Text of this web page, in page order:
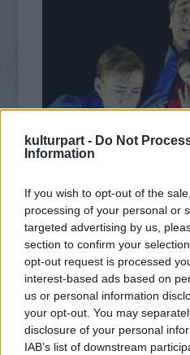
kulturpart - Do Not
Information
If you wish to opt-out of the
processing of your personal or
targeted advertising by us,
section to confirm your
opt-out request is processed
interest-based ads based on
us or personal information
your opt-out. You may
disclosure of your personal
IAB’s list of downstream
debütált a nagy
maradnak Britten- és
szerzeményekben
mindemellett számos
kortárs műben is
Az 1939-es születésű
hegedűművészként
áttörésre csak később